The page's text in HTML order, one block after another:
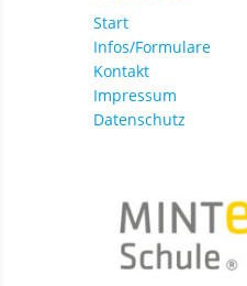
Start
Infos/Formulare
Kontakt
Impressum
Datenschutz